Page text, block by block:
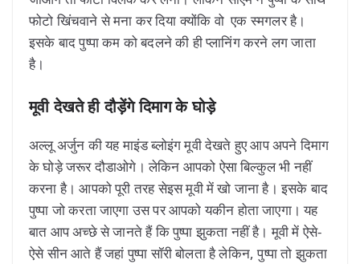
फोटो खिंचवाने से मना कर दिया क्योंकि वो एक स्मगलर है।
इसके बाद पुष्पा कम को बदलने की ही प्लानिंग करने लग जाता
है।
मूवी देखते ही दौड़ेंगे दिमाग के घोड़े
अल्लू अर्जुन की यह माइंड ब्लोइंग मूवी देखते हुए आप अपने दिमाग
के घोड़े जरूर दौडाओगे। लेकिन आपको ऐसा बिल्कुल भी नहीं
करना है। आपको पूरी तरह सेइस मूवी में खो जाना है। इसके बाद
पुष्पा जो करता जाएगा उस पर आपको यकीन होता जाएगा। यह
बात आप अच्छे से जानते हैं कि पुष्पा झुकता नहीं है। मूवी में ऐसे-
ऐसे सीन आते हैं जहां पुष्पा सॉरी बोलता है लेकिन, पुष्पा तो झुकता